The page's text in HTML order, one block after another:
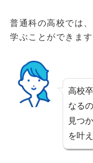
普通科の高校では
学ぶことができます
高校
なる
見つ
を叶